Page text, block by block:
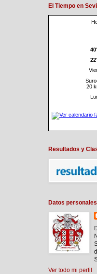
El Tiempo en
Resultados y
Datos
Ver todo mi perfil